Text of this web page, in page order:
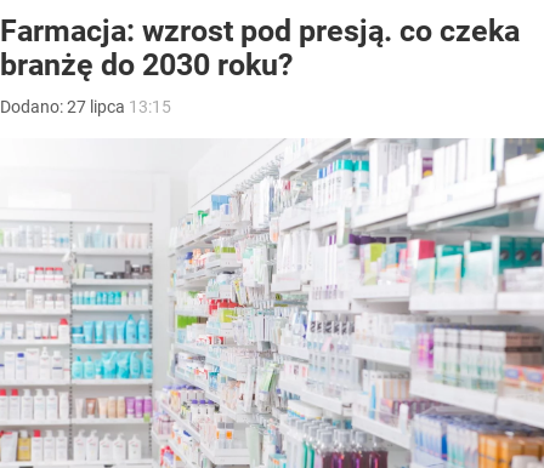
Farmacja: wzrost pod presją. co czeka
branżę do 2030 roku?
Dodano:27 lipca 13:15